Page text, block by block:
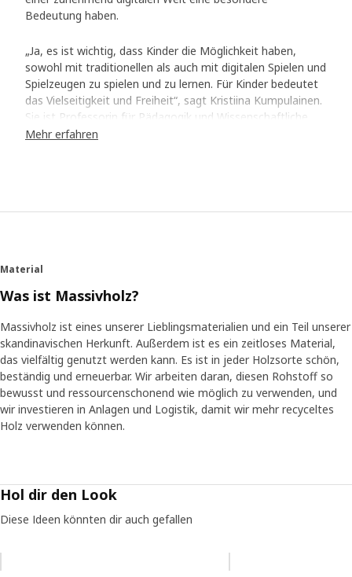
Bedeutung haben.
„Ja, es ist wichtig, dass Kinder die Möglichkeit haben,
sowohl mit traditionellen als auch mit digitalen Spielen und
Spielzeugen zu spielen und zu lernen. Für Kinder bedeutet
das Vielseitigkeit und Freiheit“, sagt Kristiina Kumpulainen.
Sie ist Professorin für Pädagogik und Wissenschaftliche
Leiterin des Playful Learning Center an der Universität
und Zahlen in Größe und Stil so gestaltet sind, dass sie
leicht zu lesen und zu erkennen sind, egal wie alt du bist
Kumpulainen um Rat und sie schlug vor, universelle
Symbole wie Häuser und Herzen zu ergänzen. Auf diese
Weise ergeben die Karten auch für kleinere Kinder, die noch
nicht lesen können, einen Sinn. Kinder sind erfinderisch und
es ist gut, wenn die Dinge, mit denen sie spielen, nicht
eindimensional sind, sondern auf verschiedene Weise
verwendet werden können.“
Spielkarten, Abakus, Uhr und Bauklötze – alle Produkte der
UNDERHÅLLA Serie regen zum Spielen an. „Aus der
Forschung wissen wir, dass Kinder um des Spielens willen
soziale, emotionale und kognitive Fähigkeiten ein und
lernen, mit Emotionen umzugehen. Auf Eigeninitiative
Mehr erfahren
Material
Was ist Massivholz?
Massivholz ist eines unserer Lieblingsmaterialien und ein Teil unserer
skandinavischen Herkunft. Außerdem ist es ein zeitloses Material,
das vielfältig genutzt werden kann. Es ist in jeder Holzsorte schön,
beständig und erneuerbar. Wir arbeiten daran, diesen Rohstoff so
bewusst und ressourcenschonend wie möglich zu verwenden, und
wir investieren in Anlagen und Logistik, damit wir mehr recyceltes
Holz verwenden können.
Hol dir den Look
Diese Ideen könnten dir auch gefallen